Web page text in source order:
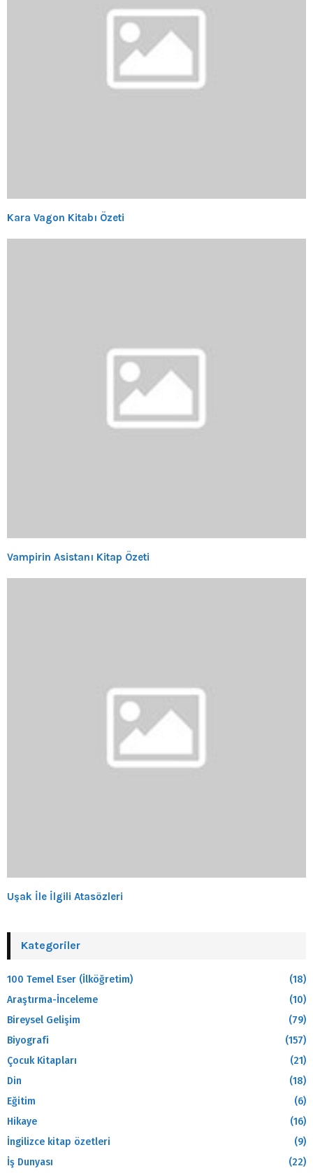
Kara Vagon Kitabı Özeti
Vampirin Asistanı Kitap Özeti
Uşak İle İlgili Atasözleri
Kategoriler
100 Temel Eser (İlköğretim)
(18)
Araştırma-İnceleme
(10)
Bireysel Gelişim
(79)
Biyografi
(157)
Çocuk Kitapları
(21)
Din
(18)
Eğitim
(6)
Hikaye
(16)
İngilizce kitap özetleri
(9)
İş Dunyası
(22)